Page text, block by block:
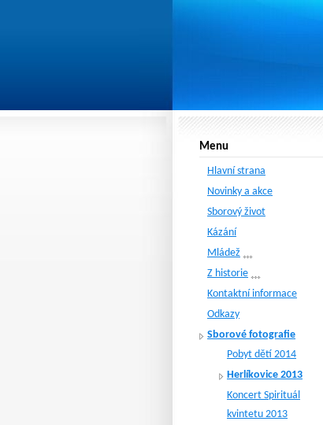
Menu
Hlavní strana
Novinky a akce
Sborový život
Kázání
Mládež
Z historie
Kontaktní informace
Odkazy
Sborové fotografie
Pobyt dětí 2014
Herlíkovice 2013
Koncert Spirituál
kvintetu 2013